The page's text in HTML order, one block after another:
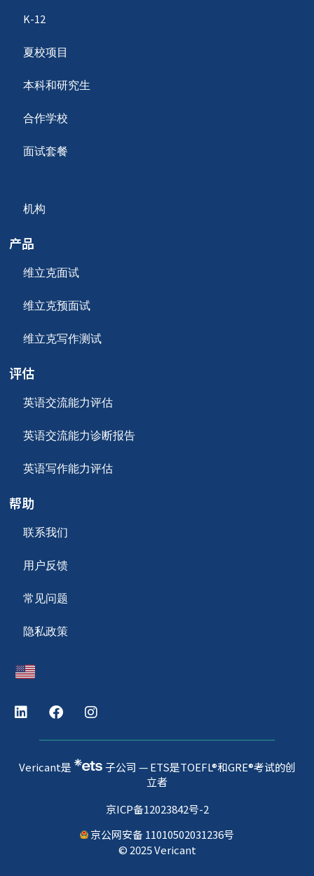
K-12
夏校项目
本科和研究生
合作学校
面试套餐
机构
产品
维立克面试
维立克预面试
维立克写作测试
评估
英语交流能力评估
英语交流能力诊断报告
英语写作能力评估
帮助
联系我们
用户反馈
常见问题
隐私政策
Vericant是
子公司 — ETS是TOEFL®和GRE®考试的创
立者
京ICP备12023842号-2
京公网安备 11010502031236号
© 2025 Vericant